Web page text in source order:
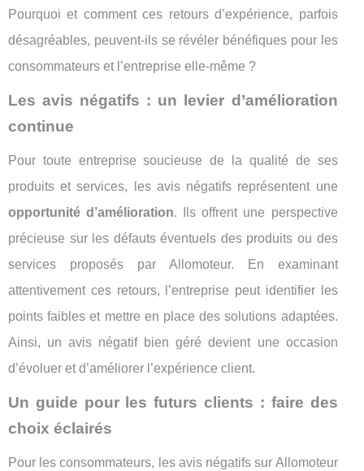
Pourquoi et comment ces retours d’expérience, parfois
désagréables, peuvent-ils se révéler bénéfiques pour les
consommateurs et l’entreprise elle-même ?
Les avis négatifs : un levier d’amélioration
continue
Pour toute entreprise soucieuse de la qualité de ses
produits et services, les avis négatifs représentent une
opportunité d’amélioration. Ils offrent une perspective
précieuse sur les défauts éventuels des produits ou des
services proposés par Allomoteur. En examinant
attentivement ces retours, l’entreprise peut identifier les
points faibles et mettre en place des solutions adaptées.
Ainsi, un avis négatif bien géré devient une occasion
d’évoluer et d’améliorer l’expérience client.
Un guide pour les futurs clients : faire des
choix éclairés
Pour les consommateurs, les avis négatifs sur Allomoteur